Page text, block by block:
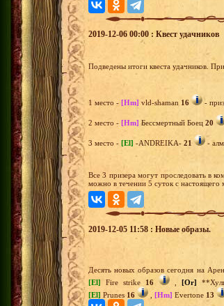
2019-12-06 00:00 : Квест удачников
Подведены итоги квеста удачников.
1 место - [Hm] vld-shaman 16 -
2 место - [Hm] Бессмертный Боец 20
3 место - [El] -ANDREIKA- 21 -
Все 3 призера могут проследовать в
можно в течении 5 суток с настоящего
2019-12-05 11:58 : Новые образы.
Десять новых образов сегодня на
[El]
Fire strike 16 , [Or]
[El] Prunes 16 , [Hm] Evertone 13